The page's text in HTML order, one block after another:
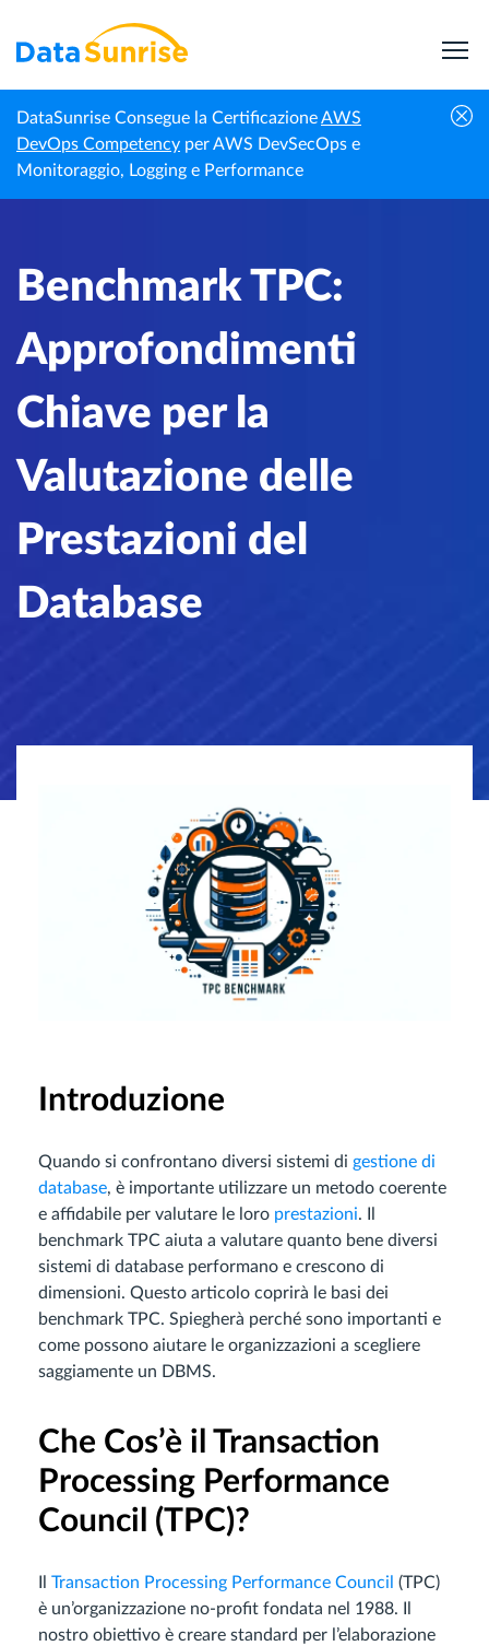
DataSunrise Consegue la CertificazioneAWS
DevOps Competency per AWS DevSecOps e
Monitoraggio, Logging e Performance
Homepage
Centro di
Conoscenza
Benchmark TPC: Approfondimenti Chiave per
la Valutazione delle Prestazioni del Database
Benchmark TPC:
Approfondimenti
Chiave per la
Valutazione delle
Prestazioni del
Database
Introduzione
Quando si confrontano diversi sistemi di gestione di
database, è importante utilizzare un metodo coerente
e affidabile per valutare le loro prestazioni. Il
benchmark TPC aiuta a valutare quanto bene diversi
sistemi di database performano e crescono di
dimensioni. Questo articolo coprirà le basi dei
benchmark TPC. Spiegherà perché sono importanti e
come possono aiutare le organizzazioni a scegliere
saggiamente un DBMS.
Che Cos’è il Transaction
Processing Performance
Council (TPC)?
Transaction Processing Performance Council (TPC)
è un’organizzazione no-profit fondata nel 1988. Il
nostro obiettivo è creare standard per l’elaborazione